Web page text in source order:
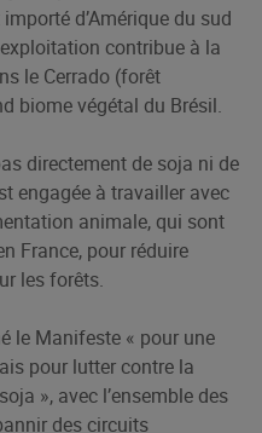
d’Amérique du sud
contribue à la
le Cerrado (forêt
biome végétal du Brésil.
directement de soja ni de
engagée à travailler avec
animale, qui sont
France, pour réduire
les forêts.
le Manifeste « pour une
pour lutter contre la
», avec l’ensemble des
des circuits